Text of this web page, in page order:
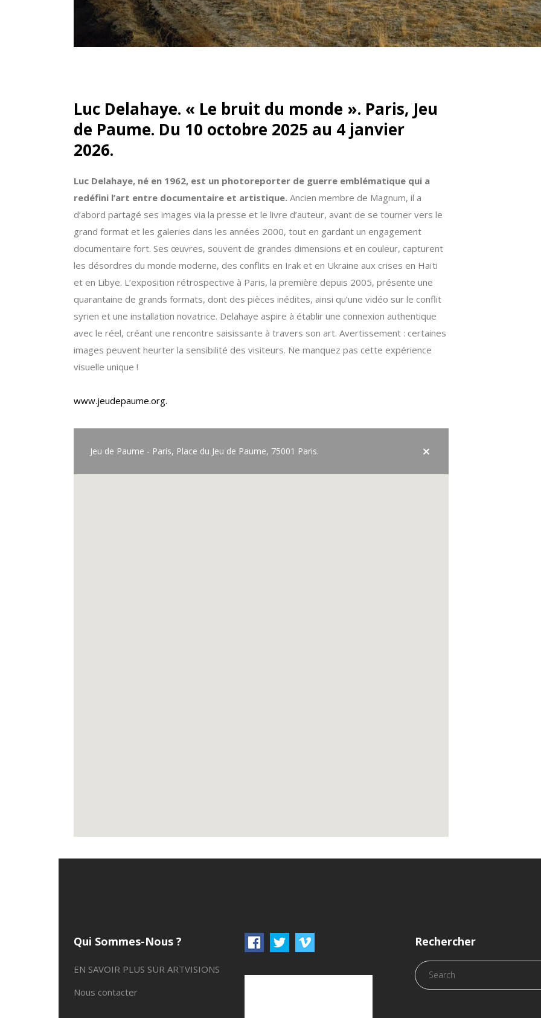
Luc Delahaye. « Le bruit du monde ». Paris, Jeu
de Paume. Du 10 octobre 2025 au 4 janvier
2026.
Luc Delahaye, né en 1962, est un photoreporter de guerre emblématique qui a
redéfini l’art entre documentaire et artistique. Ancien membre de Magnum, il a
d’abord partagé ses images via la presse et le livre d’auteur, avant de se tourner vers le
grand format et les galeries dans les années 2000, tout en gardant un engagement
documentaire fort. Ses œuvres, souvent de grandes dimensions et en couleur, capturent
les désordres du monde moderne, des conflits en Irak et en Ukraine aux crises en Haïti
et en Libye. L’exposition rétrospective à Paris, la première depuis 2005, présente une
quarantaine de grands formats, dont des pièces inédites, ainsi qu’une vidéo sur le conflit
syrien et une installation novatrice. Delahaye aspire à établir une connexion authentique
avec le réel, créant une rencontre saisissante à travers son art. Avertissement : certaines
images peuvent heurter la sensibilité des visiteurs. Ne manquez pas cette expérience
visuelle unique !
www.jeudepaume.org.
Jeu de Paume - Paris, Place du Jeu de Paume, 75001 Paris.
Qui Sommes-Nous ?
EN SAVOIR PLUS SUR ARTVISIONS
Nous contacter
Rechercher